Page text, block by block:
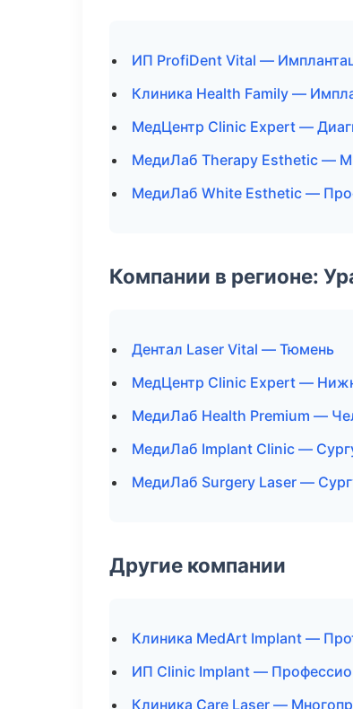
ИП ProfiDent Vital —
Клиника Health Family —
МедЦентр Clinic Expert —
МедиЛаб Therapy Esthetic —
МедиЛаб White Esthetic —
Компании в регионе:
Дентал Laser Vital — Тюмень
МедЦентр Clinic Expert —
МедиЛаб Health Premium —
МедиЛаб Implant Clinic —
МедиЛаб Surgery Laser —
Другие компании
Клиника MedArt Implant —
ИП Clinic Implant —
Клиника Care Laser —